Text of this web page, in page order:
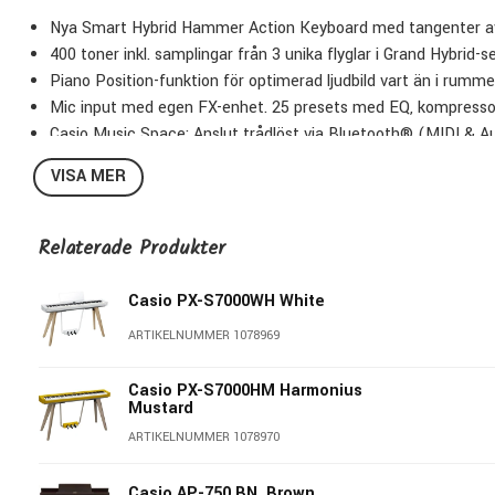
Nya Smart Hybrid Hammer Action Keyboard med tangenter
400 toner inkl. samplingar från 3 unika flyglar i Grand Hybrid-
Piano Position-funktion för optimerad ljudbild vart än i
Mic input med egen FX-enhet. 25 presets med EQ,
Casio Music Space: Anslut trådlöst via Bluetooth® (MIDI &
Spela in kompositioner som MIDI eller Audio (Piano + sång)
Privia PX-S7000 Smart Hybrid
kombinerar Casios ledande
pianot en ny nivå av harmoni med din livsstil och miljö. PX-
och stativ som på ett nytt sätt utmanar den traditionella
hemmet.
PX-S7000 flaggskeppet i den nya Privia-serien.
Smart Hybrid Hammer Action Keyboard
VISA MER
Relaterade Produkter
Casio PX-S7000WH White
ARTIKELNUMMER 1078969
Casio PX-S7000HM Harmonius
Mustard
ARTIKELNUMMER 1078970